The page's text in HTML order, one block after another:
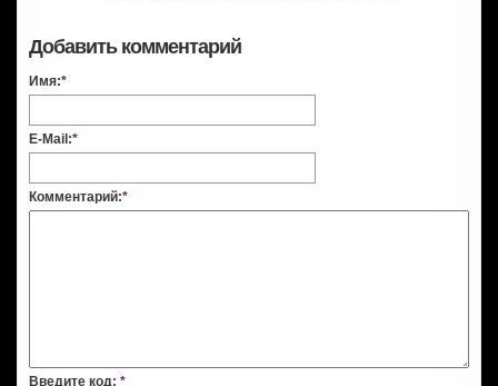
Добавить комментарий
Имя:*
E-Mail:*
Комментарий:*
Введите код: *